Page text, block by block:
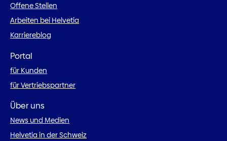
Offene Stellen
Arbeiten bei Helvetia
Karriereblog
Portal
für Kunden
für Vertriebspartner
Über uns
News und Medien
Helvetia in der Schweiz